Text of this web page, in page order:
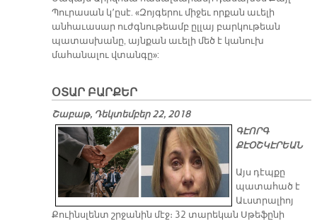
Պուրասան կ՚ըսէ. «Զոյգերու միջեւ որքան աւելի
անհաւասար ուժգնութեամբ ըլլայ բարկութեան
պատասխանը, այնքան աւելի մեծ է կանուխ
մահանալու վտանգը»:
ՕՏԱՐ ԲԱՐՔԵՐ
Շաբաթ, Դեկտեմբեր 22, 2018
ԳԷՈՐԳ
ՔԷՕՇԿԷՐԵԱՆ
Այս դէպքը
պատահած է
Աւստրալիոյ
Քուինսլենտ շրջանին մէջ։ 32 տարեկան Սթեֆընի